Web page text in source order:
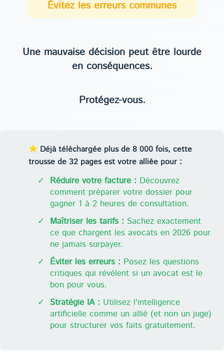
Évitez les erreurs communes
Une mauvaise décision peut être lourde
en conséquences.
Protégez-vous.
★ Déjà téléchargée plus de 8 000 fois, cette
trousse de 32 pages est votre alliée pour :
✓ Réduire votre facture : Découvrez
comment préparer votre dossier pour
gagner 1 à 2 heures de consultation.
✓ Maîtriser les tarifs : Sachez exactement
ce que chargent les avocats en 2026 pour
ne jamais surpayer.
✓ Éviter les erreurs : Posez les questions
critiques qui révèlent si un avocat est le
bon pour vous.
✓ Stratégie IA : Utilisez l'intelligence
artificielle comme un allié (et non un juge)
pour structurer vos faits gratuitement.